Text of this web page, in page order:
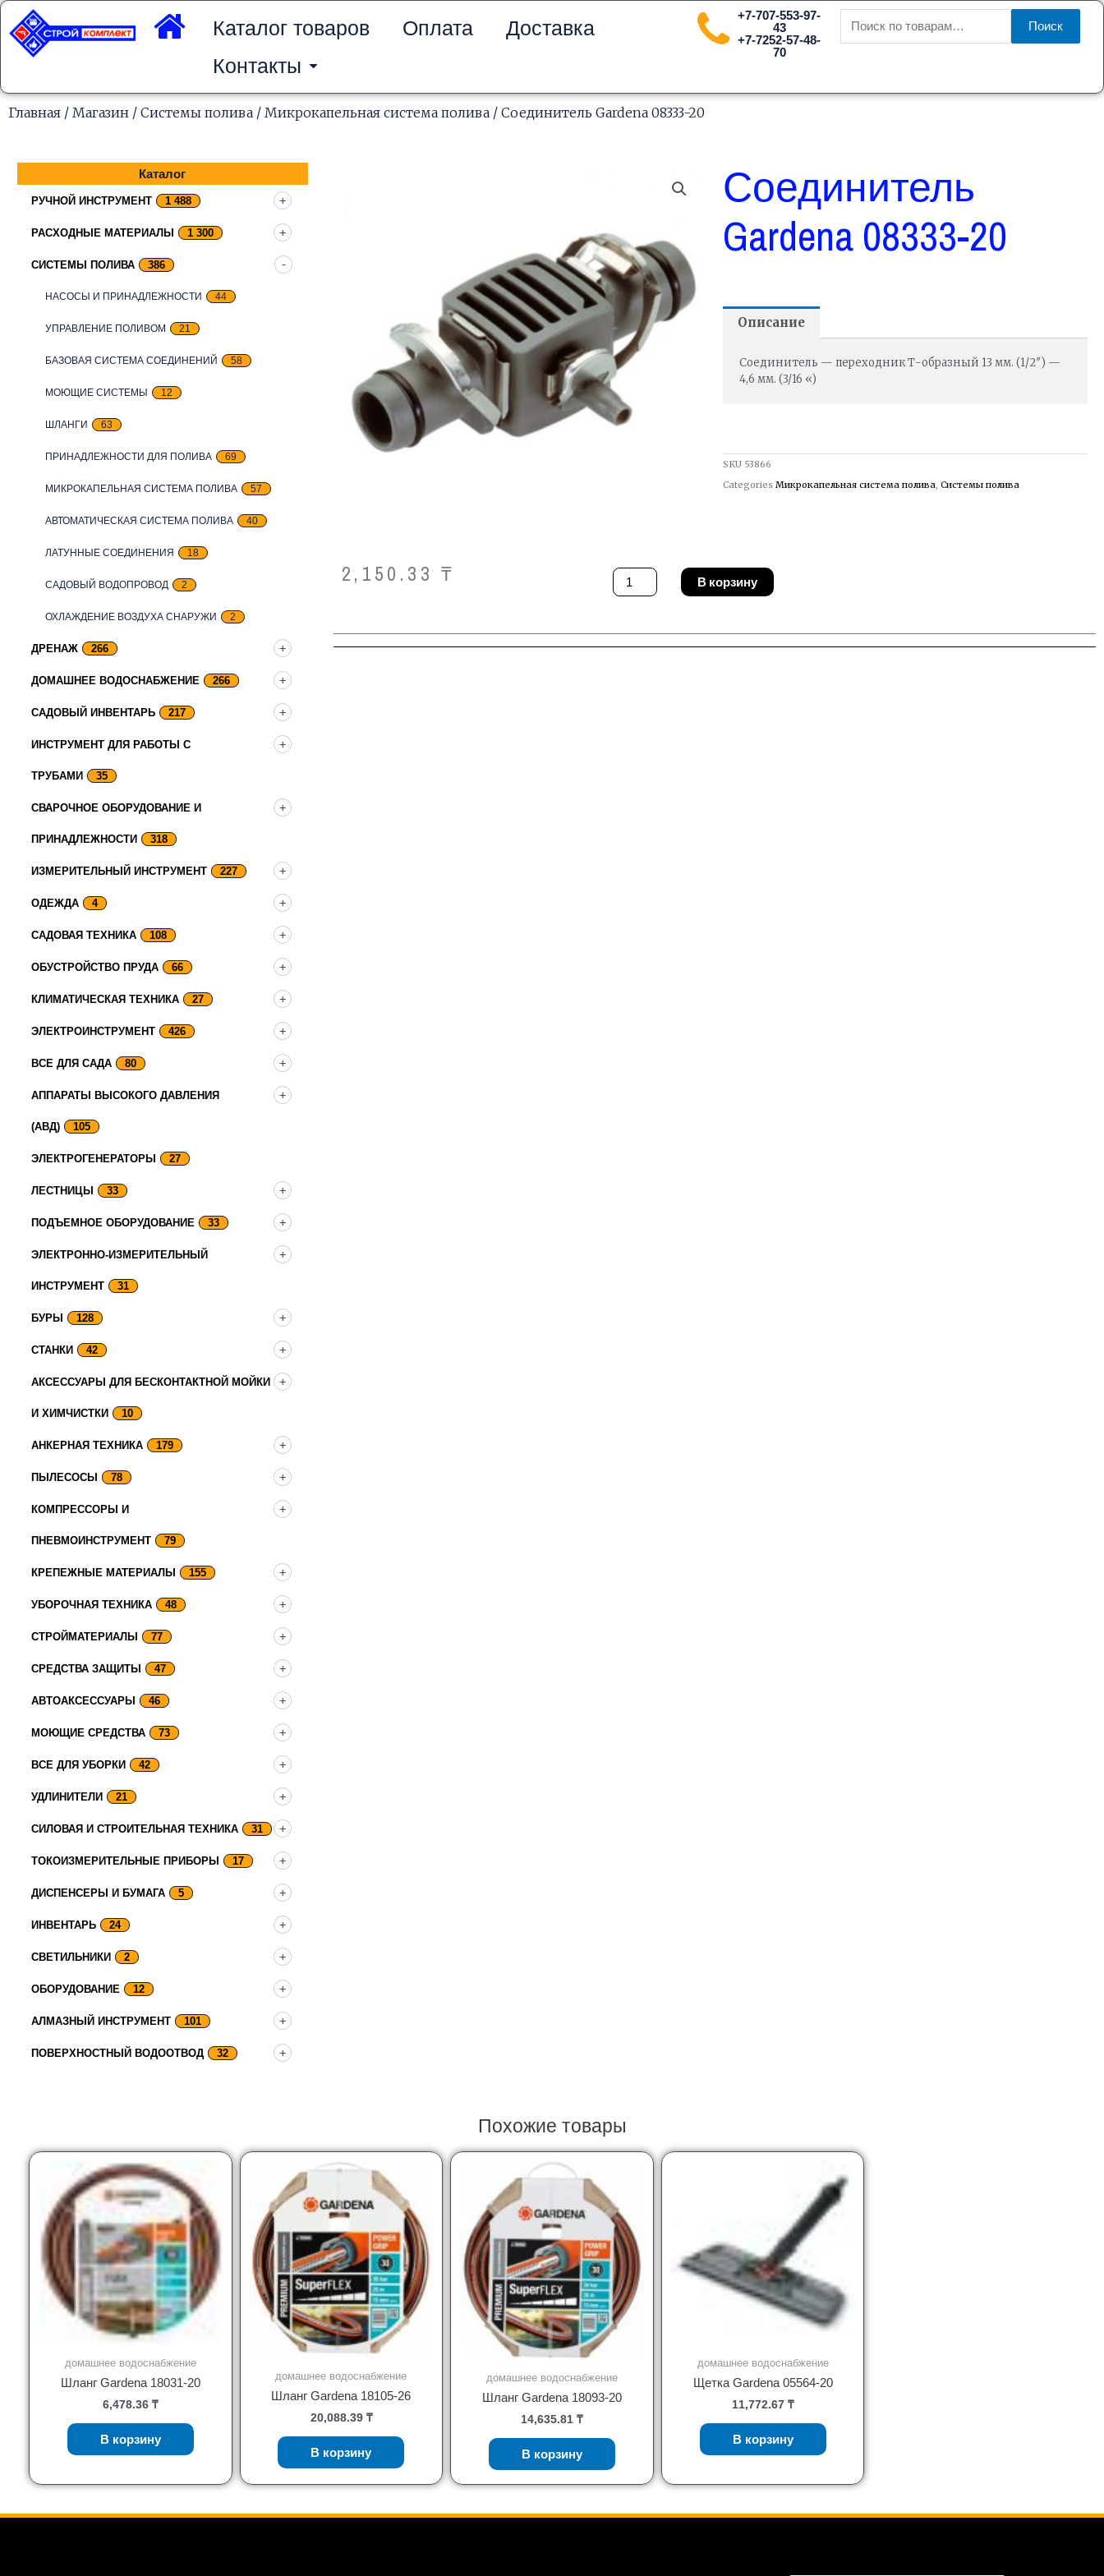
Перейти
содержимому
Каталог товаров Оплата
Доставка
Контакты
+7-707-553-97-
43
+7-7252-57-48-
70
Искать:
Поиск
Главная / Магазин / Системы полива / Микрокапельная система полива / Соединитель Gardena 08333-20
Каталог
РУЧНОЙ ИНСТРУМЕНТ 1 488
РАСХОДНЫЕ МАТЕРИАЛЫ 1 300
СИСТЕМЫ ПОЛИВА 386
НАСОСЫ И ПРИНАДЛЕЖНОСТИ 44
УПРАВЛЕНИЕ ПОЛИВОМ 21
БАЗОВАЯ СИСТЕМА СОЕДИНЕНИЙ 58
МОЮЩИЕ СИСТЕМЫ 12
ШЛАНГИ 63
ПРИНАДЛЕЖНОСТИ ДЛЯ ПОЛИВА 69
МИКРОКАПЕЛЬНАЯ СИСТЕМА ПОЛИВА 57
АВТОМАТИЧЕСКАЯ СИСТЕМА ПОЛИВА 40
ЛАТУННЫЕ СОЕДИНЕНИЯ 18
САДОВЫЙ ВОДОПРОВОД 2
ОХЛАЖДЕНИЕ ВОЗДУХА СНАРУЖИ 2
ДРЕНАЖ 266
ДОМАШНЕЕ ВОДОСНАБЖЕНИЕ 266
САДОВЫЙ ИНВЕНТАРЬ 217
ИНСТРУМЕНТ ДЛЯ РАБОТЫ С
ТРУБАМИ 35
СВАРОЧНОЕ ОБОРУДОВАНИЕ И
ПРИНАДЛЕЖНОСТИ 318
ИЗМЕРИТЕЛЬНЫЙ ИНСТРУМЕНТ 227
ОДЕЖДА 4
САДОВАЯ ТЕХНИКА 108
ОБУСТРОЙСТВО ПРУДА 66
КЛИМАТИЧЕСКАЯ ТЕХНИКА 27
ЭЛЕКТРОИНСТРУМЕНТ 426
ВСЕ ДЛЯ САДА 80
АППАРАТЫ ВЫСОКОГО ДАВЛЕНИЯ
(АВД) 105
ЭЛЕКТРОГЕНЕРАТОРЫ 27
ЛЕСТНИЦЫ 33
ПОДЪЕМНОЕ ОБОРУДОВАНИЕ 33
ЭЛЕКТРОННО-ИЗМЕРИТЕЛЬНЫЙ
ИНСТРУМЕНТ 31
БУРЫ 128
СТАНКИ 42
АКСЕССУАРЫ ДЛЯ БЕСКОНТАКТНОЙ МОЙКИ
И ХИМЧИСТКИ 10
АНКЕРНАЯ ТЕХНИКА 179
ПЫЛЕСОСЫ 78
КОМПРЕССОРЫ И
ПНЕВМОИНСТРУМЕНТ 79
КРЕПЕЖНЫЕ МАТЕРИАЛЫ 155
УБОРОЧНАЯ ТЕХНИКА 48
СТРОЙМАТЕРИАЛЫ 77
СРЕДСТВА ЗАЩИТЫ 47
АВТОАКСЕССУАРЫ 46
МОЮЩИЕ СРЕДСТВА 73
ВСЕ ДЛЯ УБОРКИ 42
УДЛИНИТЕЛИ 21
СИЛОВАЯ И СТРОИТЕЛЬНАЯ ТЕХНИКА 31
ТОКОИЗМЕРИТЕЛЬНЫЕ ПРИБОРЫ 17
ДИСПЕНСЕРЫ И БУМАГА 5
ИНВЕНТАРЬ 24
СВЕТИЛЬНИКИ 2
ОБОРУДОВАНИЕ 12
АЛМАЗНЫЙ ИНСТРУМЕНТ 101
ПОВЕРХНОСТНЫЙ ВОДООТВОД 32
Соединитель
Gardena 08333-20
Описание
Соединитель — переходник Т-образный 13 мм. (1/2″) —
4,6 мм. (3/16 «)
SKU 53866
Categories Микрокапельная система полива, Системы полива
2,150.33₸
Количество
товара
Соединитель
20
В корзину
Похожие товары
домашнее водоснабжение
Шланг Gardena 18031-20
6,478.36₸
В корзину
домашнее водоснабжение
Шланг Gardena 18105-26
20,088.39 ₸
В корзину
домашнее водоснабжение
Шланг Gardena 18093-20
14,635.81₸
В корзину
домашнее водоснабжение
Щетка Gardena 05564-20
11,772.67₸
В корзину